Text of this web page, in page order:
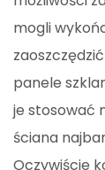
mogli
panele
je stosować
ściana
Oczywiście